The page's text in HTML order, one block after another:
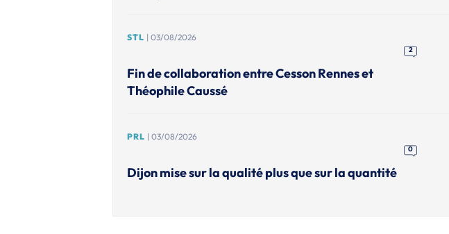
STL | 03/08/2026
2
Fin de collaboration entre Cesson Rennes et
Théophile Caussé
PRL | 03/08/2026
0
Dijon mise sur la qualité plus que sur la quantité